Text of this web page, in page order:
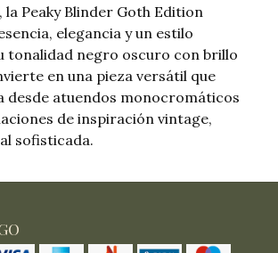
la Peaky Blinder Goth Edition
elegancia y un estilo
tonalidad negro oscuro con brillo
en una pieza versátil que
desde atuendos monocromáticos
de inspiración vintage,
sofisticada.